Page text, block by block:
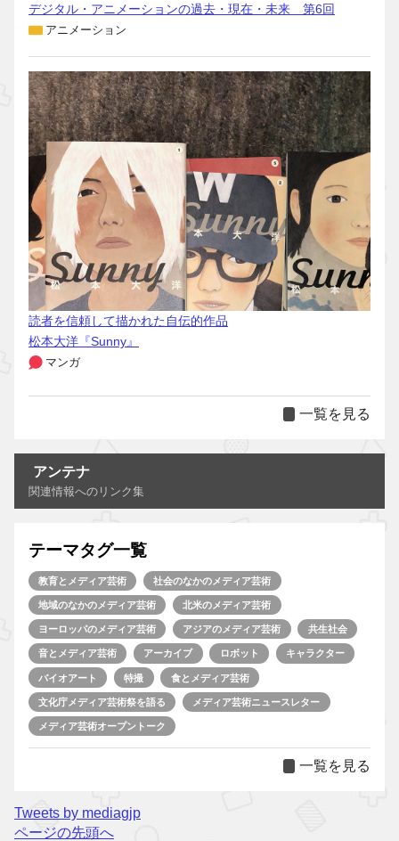
デジタル・アニメーションの過去・現在・未来 第6回
アニメーション
読者を信頼して描かれた自伝的作品
松本大洋『Sunny』
マンガ
一覧を見る
アンテナ
関連情報へのリンク集
テーマタグ一覧
教育とメディア芸術 社会のなかのメディア芸術
地域のなかのメディア芸術 北米のメディア芸術
ヨーロッパのメディア芸術 アジアのメディア芸術 共生社会
音とメディア芸術 アーカイブ ロボット キャラクター
バイオアート 特撮 食とメディア芸術
文化庁メディア芸術祭を語る メディア芸術ニュースレター
メディア芸術オープントーク
一覧を見る
Tweets by mediagjp
ページの先頭へ